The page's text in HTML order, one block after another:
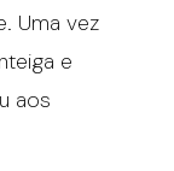
Uma vez
e
aos